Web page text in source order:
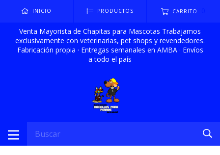
INICIO PRODUCTOS CARRITO
Venta Mayorista de Chapitas para Mascotas Trabajamos
exclusivamente con veterinarias, pet shops y revendedores.
Fabricación propia · Entregas semanales en AMBA · Envíos
a todo el país